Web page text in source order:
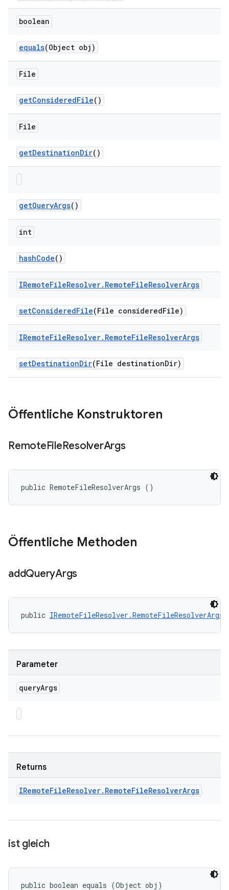
boolean
equals(Object obj)
File
getConsideredFile()
File
getDestinationDir()
getQueryArgs()
int
hashCode()
IRemoteFileResolver. RemoteFileResolverArgs
setConsideredFile(File consideredFile)
IRemoteFileResolver. RemoteFileResolverArgs
setDestinationDir(File destinationDir)
Öffentliche Konstruktoren
RemoteFileResolverArgs
public RemoteFileResolverArgs ()
Öffentliche Methoden
addQueryArgs
public IRemoteFileResolver.RemoteFileResolverArgs
Parameter
queryArgs
Returns
IRemoteFileResolver. RemoteFileResolverArgs
ist gleich
public boolean equals (Object obj)